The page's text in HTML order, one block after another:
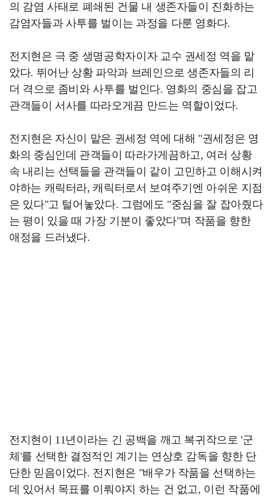
의 감염 사태로 폐쇄된 건물 내 생존자들이 진화하는
감염자들과 사투를 벌이는 과정을 다룬 영화다.
전지현은 극 중 생명공학자이자 교수 권세정 역을 맡
았다. 뛰어난 상황 파악과 브레인으로 생존자들의 리
더 격으로 좀비와 사투를 벌인다. 영화의 중심을 잡고
관객들이 서사를 따라오게끔 만드는 역할이었다.
전지현은 자신이 맡은 권세정 역에 대해 "권세정은 영
화의 중심인데 관객들이 따라가게끔하고, 여러 상황
속 내리는 선택들을 관객들이 같이 고민하고 이해시켜
야하는 캐릭터라, 캐릭터로서 보여주기엔 아쉬운 지점
은 있다"고 털어놓았다. 그럼에도 "중심을 잘 잡아줬다
는 평이 있을 때 가장 기분이 좋았다"며 작품을 향한
애정을 드러냈다.
전지현이 11년이라는 긴 공백을 깨고 복귀작으로 '군
체'를 선택한 결정적인 계기는 연상호 감독을 향한 단
단한 믿음이었다. 전지현은 "배우가 작품을 선택하는
데 있어서 목표를 이뤄야지 하는 건 없고, 이런 작품에